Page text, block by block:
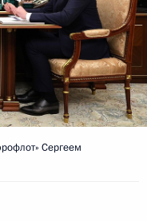
Сергеем